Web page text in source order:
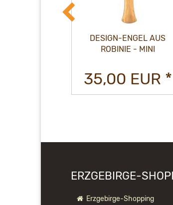
DESIGN-ENGEL AUS
MAKASSAR - MINI
47,00 EUR *
ERZGEBIRGE-
Erzgebirge-Shopping